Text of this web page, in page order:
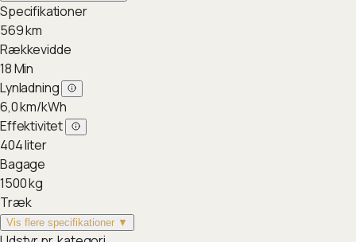
Specifikationer
569km
Rækkevidde
18Min
Lynladning
6,0km/kWh
Effektivitet
404liter
Bagage
1500kg
Træk
Vis flere specifikationer ▼